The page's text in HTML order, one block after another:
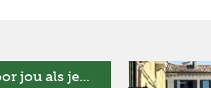
jou als je...